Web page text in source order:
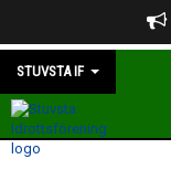
STUVSTA IF
HEM